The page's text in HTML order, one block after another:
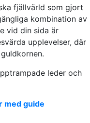
fjällvärld som gjort
kombination av
vid din sida är
upplevelser, där
leder och
med guide